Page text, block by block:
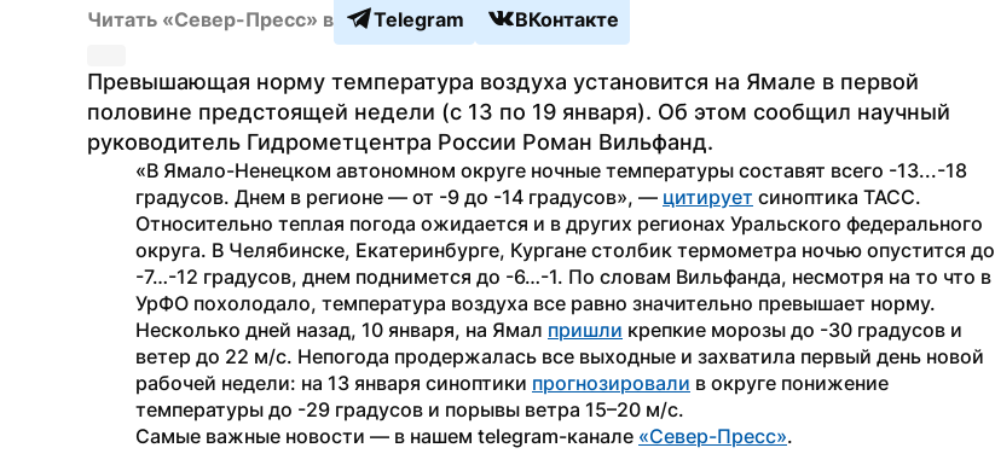
Читать «Север-Пресс» в Telegram ВКонтакте
Превышающая норму температура воздуха установится на Ямале в первой
половине предстоящей недели (с 13 по 19 января). Об этом сообщил научный
руководитель Гидрометцентра России Роман Вильфанд.
«В Ямало-Ненецком автономном округе ночные температуры составят всего -13...-18
градусов. Днем в регионе — от -9 до -14 градусов», — цитирует синоптика ТАСС.
Относительно теплая погода ожидается и в других регионах Уральского федерального
округа. В Челябинске, Екатеринбурге, Кургане столбик термометра ночью опустится до
-7…-12 градусов, днем поднимется до -6…-1. По словам Вильфанда, несмотря на то что в
УрФО похолодало, температура воздуха все равно значительно превышает норму.
Несколько дней назад, 10 января, на Ямал пришли крепкие морозы до -30 градусов и
ветер до 22 м/с. Непогода продержалась все выходные и захватила первый день новой
рабочей недели: на 13 января синоптики прогнозировали в округе понижение
температуры до -29 градусов и порывы ветра 15–20 м/с.
Самые важные новости — в нашем telegram-канале «Север-Пресс».